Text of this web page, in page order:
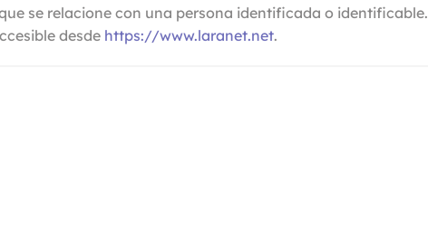
se relacione con una persona identificada o identificable.
desde https://www.laranet.net.